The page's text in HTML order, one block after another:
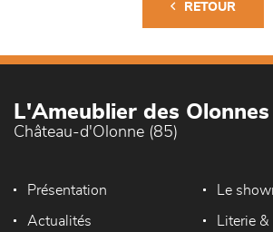
RETOUR
L'Ameublier des Olonnes
Château-d'Olonne (85)
Présentation Le
Actualités Literie